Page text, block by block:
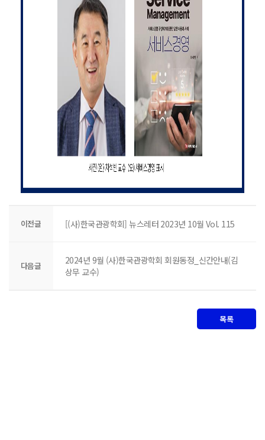
이전글 [(사)한국관광학회] 뉴스레터 2023년 10월 Vol. 115
다음글
2024년 9월 (사)한국관광학회 회원동정_신간안내(김
상무 교수)
목록